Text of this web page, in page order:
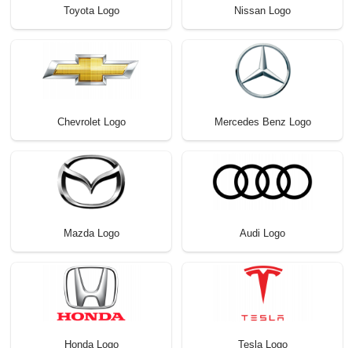
Toyota Logo Nissan Logo
Chevrolet Logo Mercedes Benz Logo
Mazda Logo Audi Logo
Honda Logo Tesla Logo